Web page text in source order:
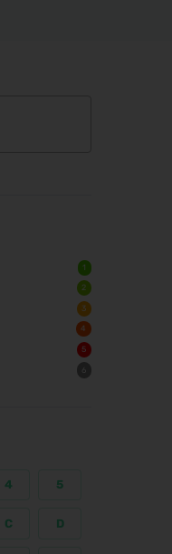
1
2
3
4
5
4 5
C D